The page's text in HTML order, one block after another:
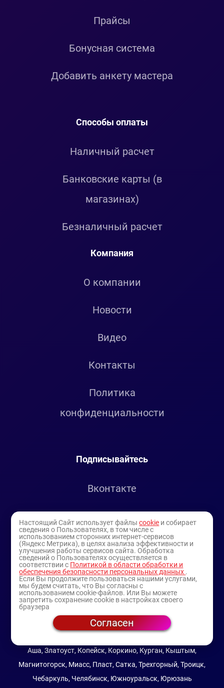
Прайсы
Бонусная система
Добавить анкету мастера
Способы оплаты
Наличный расчет
Банковские карты (в
магазинах)
Безналичный расчет
Компания
О компании
Новости
Видео
Контакты
Политика
конфиденциальности
Подписывайтесь
Вконтакте
Youtube
© 1994-2025
— торговая витрина ИП Булатов В.А.
Аша, Златоуст, Копейск, Коркино, Курган, Кыштым,
Магнитогорск, Миасс, Пласт, Сатка, Трехгорный, Троицк,
Чебаркуль, Челябинск, Южноуральск, Юрюзань
Настоящий Сайт использует файлыcookie и собирает
сведения о Пользователях, в том числе с
использованием сторонних интернет-сервисов
(Яндекс Метрика), в целях анализа эффективности и
улучшения работы сервисов сайта. Обработка
сведений о Пользователях осуществляется в
соответствии с Политикой в области обработки и
обеспечения безопасности персональных данных .
Если Вы продолжите пользоваться нашими услугами,
мы будем считать, что Вы согласны с
использованием cookie-файлов. Или Вы можете
запретить сохранение cookie в настройках своего
браузера
Согласен